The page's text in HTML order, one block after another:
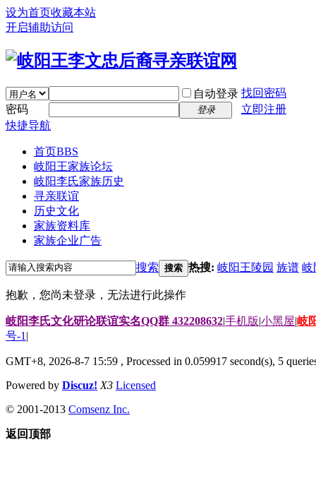
设为首页收藏本站
开启辅助访问
自动登录 找回密码
密码
登录
立即注册
快捷导航
首页BBS
岐阳王家族论坛
岐阳李氏家族历史
寻亲联谊
历史文化
家族资料库
家族企业广告
搜索 搜索 热搜: 岐阳王陵园 族谱 岐
抱歉，您尚未登录，无法进行此操作
岐阳李氏文化研论联谊实名QQ群 432208632|手机版|小黑屋|岐
号-1 |
GMT+8, 2026-8-7 15:59 , Processed in 0.059917 second(s), 5
Powered by Discuz! X3 Licensed
© 2001-2013 Comsenz Inc.
返回顶部